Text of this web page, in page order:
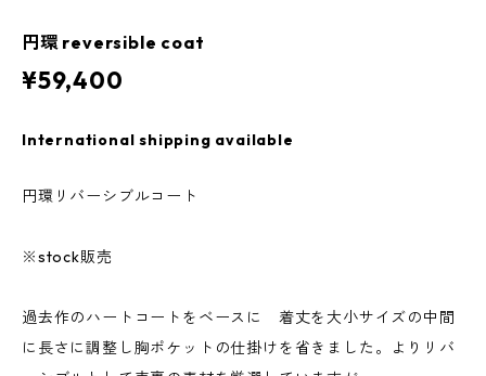
円環 reversible coat
¥59,400
International shipping available
円環リバーシブルコート
※stock販売
過去作のハートコートをベースに 着丈を大小サイズの中間
に長さに調整し胸ポケットの仕掛けを省きました。よりリバ